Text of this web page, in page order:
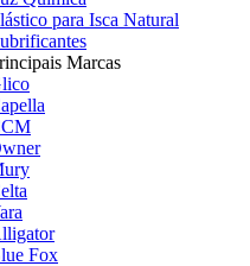
para Isca Natural
Marcas
Fox